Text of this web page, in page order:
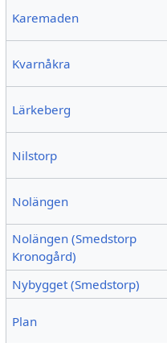
Karemaden
Kvarnåkra
Lärkeberg
Nilstorp
Nolängen
Nolängen (Smedstorp
Kronogård)
Nybygget (Smedstorp)
Plan